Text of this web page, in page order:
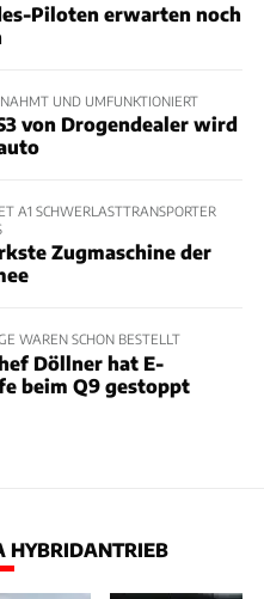
Piloten erwarten noch
UND UMFUNKTIONIERT
von Drogendealer wird
A1 SCHWERLASTTRANSPORTER
Zugmaschine der
WAREN SCHON BESTELLT
Döllner hat E-
beim Q9 gestoppt
HYBRIDANTRIEB